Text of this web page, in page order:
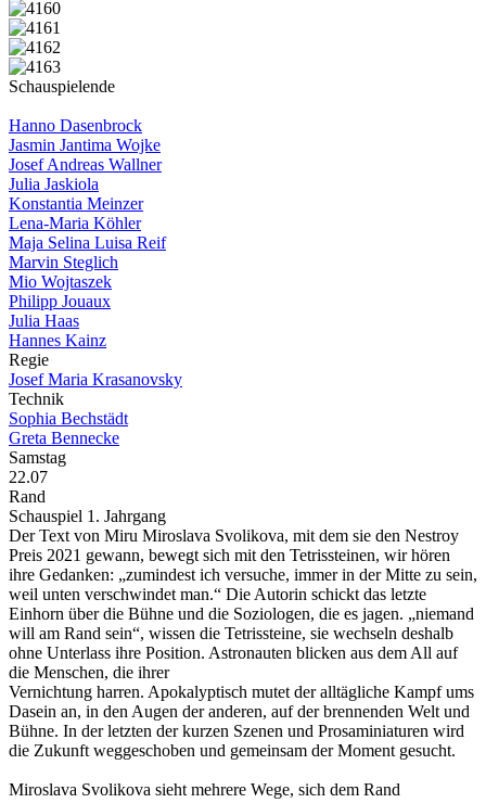
Schauspielende
Hanno Dasenbrock
Jasmin Jantima Wojke
Josef Andreas Wallner
Julia Jaskiola
Konstantia Meinzer
Lena-Maria Köhler
Maja Selina Luisa Reif
Marvin Steglich
Mio Wojtaszek
Philipp Jouaux
Julia Haas
Hannes Kainz
Regie
Josef Maria Krasanovsky
Technik
Sophia Bechstädt
Greta Bennecke
Samstag
22.07
Rand
Schauspiel 1. Jahrgang
Der Text von Miru Miroslava Svolikova, mit dem sie den Nestroy
Preis 2021 gewann, bewegt sich mit den Tetrissteinen, wir hören
ihre Gedanken: „zumindest ich versuche, immer in der Mitte zu sein,
weil unten verschwindet man.“ Die Autorin schickt das letzte
Einhorn über die Bühne und die Soziologen, die es jagen. „niemand
will am Rand sein“, wissen die Tetrissteine, sie wechseln deshalb
ohne Unterlass ihre Position. Astronauten blicken aus dem All auf
die Menschen, die ihrer
Vernichtung harren. Apokalyptisch mutet der alltägliche Kampf ums
Dasein an, in den Augen der anderen, auf der brennenden Welt und
Bühne. In der letzten der kurzen Szenen und Prosaminiaturen wird
die Zukunft weggeschoben und gemeinsam der Moment gesucht.
Miroslava Svolikova sieht mehrere Wege, sich dem Rand